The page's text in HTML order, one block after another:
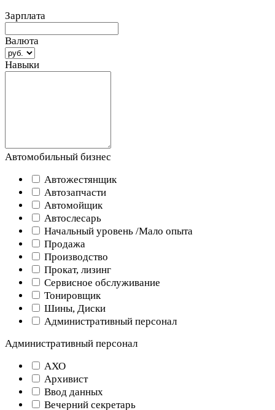
Зарплата
Валюта
Навыки
Автомобильный бизнес
Автожестянщик
Автозапчасти
Автомойщик
Автослесарь
Начальный уровень /Мало опыта
Продажа
Производство
Прокат, лизинг
Сервисное обслуживание
Тонировщик
Шины, Диски
Административный персонал
Административный персонал
АХО
Архивист
Ввод данных
Вечерний секретарь